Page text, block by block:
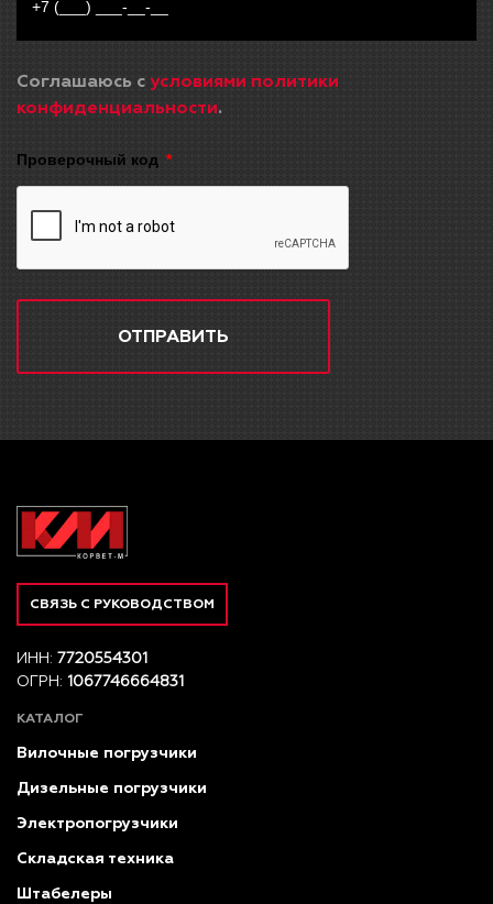
Соглашаюсь с условиями политики
конфиденциальности.
Проверочный код
ОТПРАВИТЬ
СВЯЗЬ С РУКОВОДСТВОМ
ИНН: 7720554301
ОГРН: 1067746664831
КАТАЛОГ
Вилочные погрузчики
Дизельные погрузчики
Электропогрузчики
Складская техника
Штабелеры